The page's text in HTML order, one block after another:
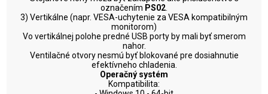
označením PS02
3) Vertikálne (napr. VESA-uchytenie za VESA kompatibilným
monitorom)
Vo vertikálnej polohe predné USB porty by mali byť smerom
nahor.
Ventilačné otvory nesmú byť blokované pre dosiahnutie
efektívneho chladenia.
Operačný systém
Kompatibilita: